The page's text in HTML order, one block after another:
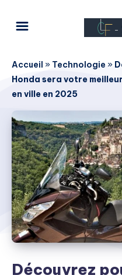
Accueil » Technologie »
Honda sera votre
en ville en 2025
Découvrez